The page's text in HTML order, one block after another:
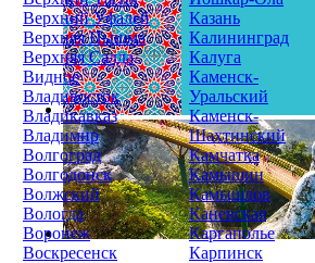
Верхний Уфалей
Верхняя Пышма
Верхняя Салда
Видное
Владивосток
Владикавказ
Владимир
Волгоград
Волгодонск
Волжский
Вологда
Воронеж
Воскресенск
Казань
Калининград
Калуга
Каменск-
Уральский
Каменск-
Шахтинский
Камчатка
Камышин
Камышлов
Каневская
Каргаполье
Карпинск